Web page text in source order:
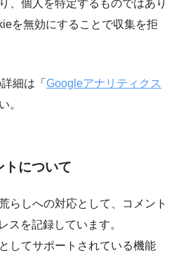
、個人を特定するものではあり
を無効にすることで収集を拒
細は「 Googleアナリティクス
。
トについて
らしへの対応として、コメント
スを記録しています。
してサポートされている機能